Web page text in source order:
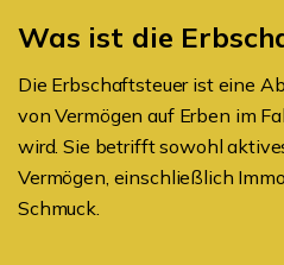
Was ist die
Die Erbschaftsteuer ist eine
von Vermögen auf Erben im
wird. Sie betrifft sowohl
Vermögen, einschließlich
Schmuck.